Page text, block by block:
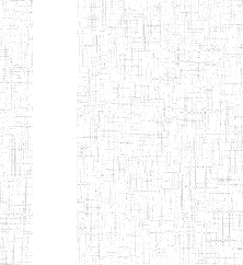
BOSONS
ENIEG BILINGUE
LE NORMALIEN
CITOYEN
ENIEG BILINGUE
CLAIRE